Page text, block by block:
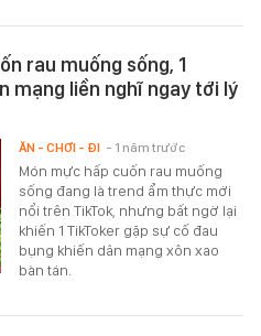
rau muống sống, 1
mạng liền nghĩ ngay tới lý
Món mực hấp cuốn rau muống
sống đang là trend ẩm thực mới
nổi trên TikTok, nhưng bất ngờ lại
khiến 1 TikToker gặp sự cố đau
bụng khiến dân mạng xôn xao
bàn tán.
ĂN - CHƠI - ĐI - 1 năm trước